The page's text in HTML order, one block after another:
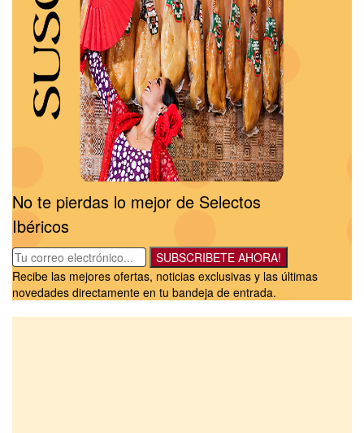
No te pierdas lo mejor de Selectos
Ibéricos
SUBSCRIBETE AHORA!
Recibe las mejores ofertas, noticias exclusivas y las últimas
novedades directamente en tu bandeja de entrada.